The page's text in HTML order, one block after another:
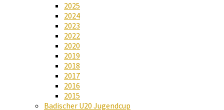
2025
2024
2023
2022
2020
2019
2018
2017
2016
2015
Badischer U20 Jugendcup